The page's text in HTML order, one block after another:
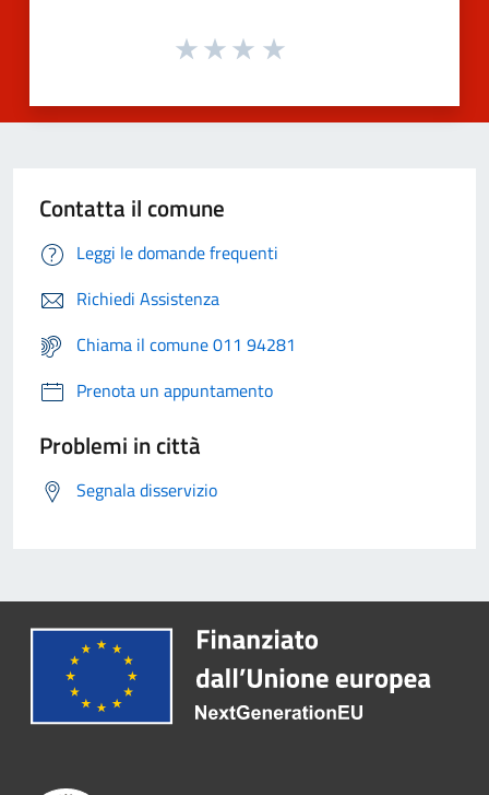
Contatta il comune
Leggi le domande frequenti
Richiedi Assistenza
Chiama il comune 011 94281
Prenota un appuntamento
Problemi in città
Segnala disservizio